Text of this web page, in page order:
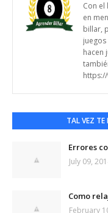
Con el
en
billar,
hacen
TAL VEZ TE
Errores
July 09,
Como
February